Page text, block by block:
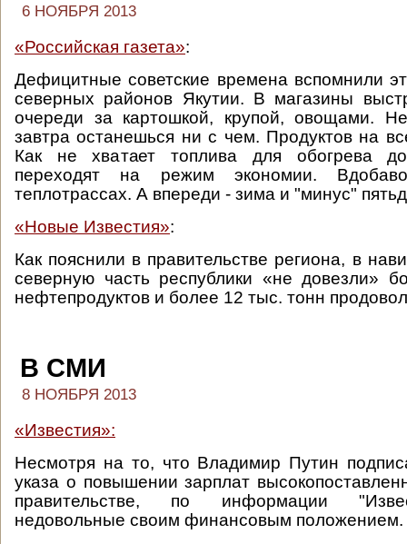
6 НОЯБРЯ 2013
«Российская газета»:
Дефицитные советские времена вспомнили
северных районов Якутии. В магазины
очереди за картошкой, крупой, овощами.
завтра останешься ни с чем. Продуктов на
Как не хватает топлива для обогрева
переходят на режим экономии.
теплотрассах. А впереди - зима и "минус"
«Новые Известия»:
Как пояснили в правительстве региона, в
северную часть республики «не довезли»
нефтепродуктов и более 12 тыс. тонн
В СМИ
8 НОЯБРЯ 2013
«Известия»:
Несмотря на то, что Владимир Путин
указа о повышении зарплат
правительстве, по информации
недовольные своим финансовым положением.